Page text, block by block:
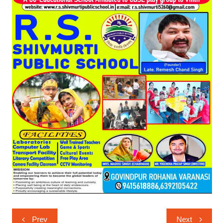
PostPrev Next